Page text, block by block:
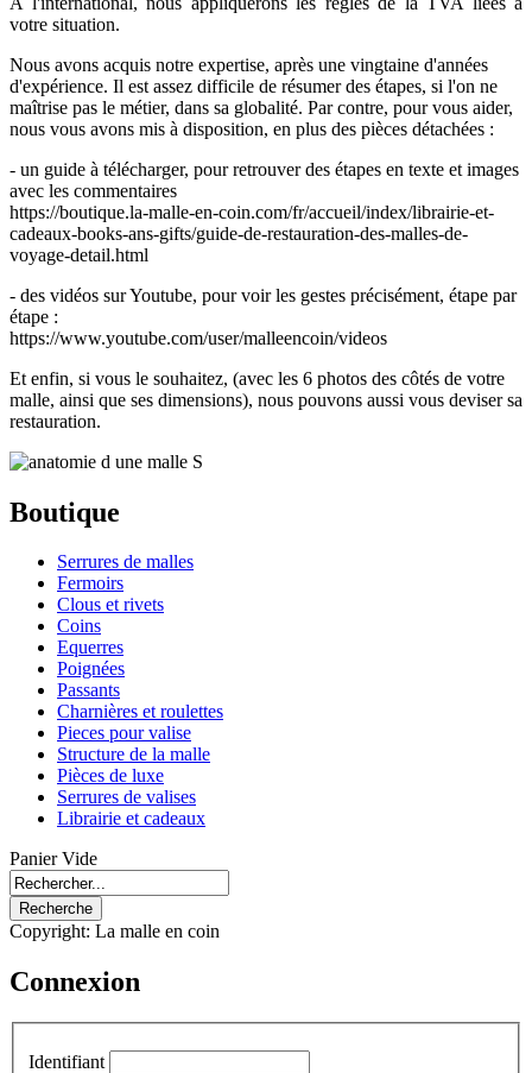
votre situation.
Nous avons acquis notre expertise, après une vingtaine d'années
d'expérience. Il est assez difficile de résumer des étapes, si l'on ne
maîtrise pas le métier, dans sa globalité. Par contre, pour vous aider,
nous vous avons mis à disposition, en plus des pièces détachées :
- un guide à télécharger, pour retrouver des étapes en texte et images
avec les commentaires
https://boutique.la-malle-en-coin.com/fr/accueil/index/librairie-et-
cadeaux-books-ans-gifts/guide-de-restauration-des-malles-de-
voyage-detail.html
- des vidéos sur Youtube, pour voir les gestes précisément, étape par
étape :
https://www.youtube.com/user/malleencoin/videos
Et enfin, si vous le souhaitez, (avec les 6 photos des côtés de votre
malle, ainsi que ses dimensions), nous pouvons aussi vous deviser sa
restauration.
Boutique
Serrures de malles
Fermoirs
Clous et rivets
Coins
Equerres
Poignées
Passants
Charnières et roulettes
Pieces pour valise
Structure de la malle
Pièces de luxe
Serrures de valises
Librairie et cadeaux
Panier Vide
Copyright: La malle en coin
Connexion
Identifiant